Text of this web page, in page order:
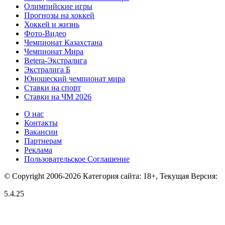
Олимпийские игры
Прогнозы на хоккей
Хоккей и жизнь
Фото-Видео
Чемпионат Казахстана
Чемпионат Мира
Betera-Экстралига
Экстралига Б
Юношеский чемпионат мира
Ставки на спорт
Ставки на ЧМ 2026
О нас
Контакты
Вакансии
Партнерам
Реклама
Пользовательское Соглашение
© Copyright 2006-2026 Категория сайта: 18+, Текущая Версия:
5.4.25